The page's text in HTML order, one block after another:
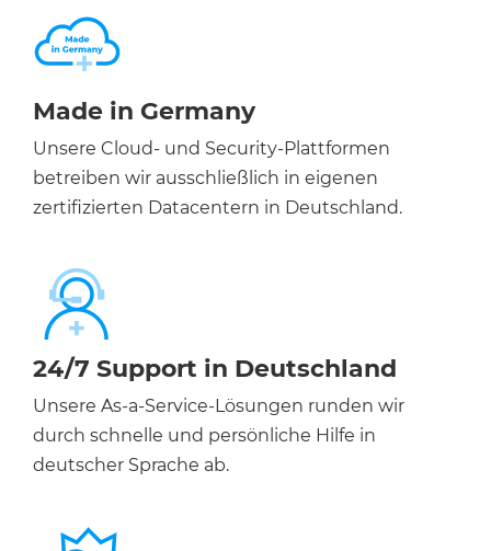
Made in Germany
Unsere Cloud- und Security-Plattformen
betreiben wir ausschließlich in eigenen
zertifizierten Datacentern in Deutschland.
24/7 Support in Deutschland
Unsere As-a-Service-Lösungen runden wir
durch schnelle und persönliche Hilfe in
deutscher Sprache ab.